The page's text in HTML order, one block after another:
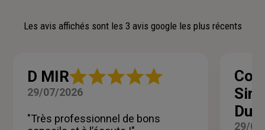
Les avis affichés sont les 3 avis google les plus récents
D MIRNote
5
5
29/07/2026
"Très professionnel de bons
29/